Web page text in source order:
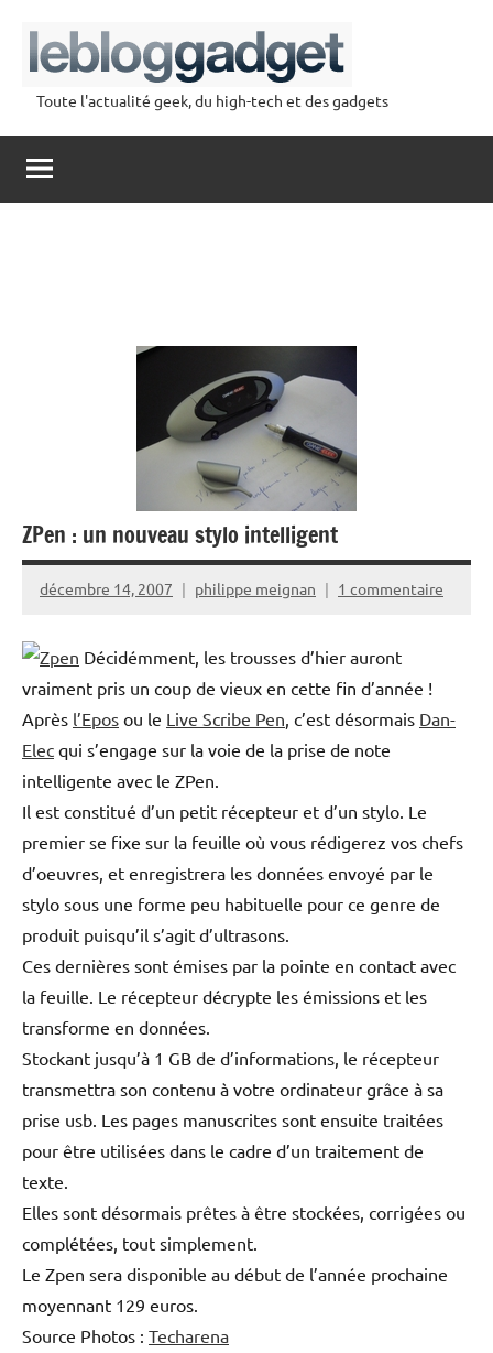
contenu
lebloggadget
Toute l'actualité geek, du high-tech et des gadgets
ZPen : un nouveau stylo intelligent
décembre 14, 2007 philippe meignan 1 commentaire
Décidémment, les trousses d’hier auront
vraiment pris un coup de vieux en cette fin d’année !
Après l’Epos ou le Live Scribe Pen , c’est désormais Dan-
Elec qui s’engage sur la voie de la prise de note
intelligente avec le ZPen.
Il est constitué d’un petit récepteur et d’un stylo. Le
premier se fixe sur la feuille où vous rédigerez vos chefs
d’oeuvres, et enregistrera les données envoyé par le
stylo sous une forme peu habituelle pour ce genre de
produit puisqu’il s’agit d’ultrasons.
Ces dernières sont émises par la pointe en contact avec
la feuille. Le récepteur décrypte les émissions et les
transforme en données.
Stockant jusqu’à 1 GB de d’informations, le récepteur
transmettra son contenu à votre ordinateur grâce à sa
prise usb. Les pages manuscrites sont ensuite traitées
pour être utilisées dans le cadre d’un traitement de
texte.
Elles sont désormais prêtes à être stockées, corrigées ou
complétées, tout simplement.
Le Zpen sera disponible au début de l’année prochaine
moyennant 129 euros.
Source Photos : Techarena